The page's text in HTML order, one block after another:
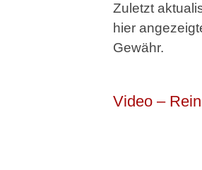
Zuletzt
hier
Gewähr.
Video –